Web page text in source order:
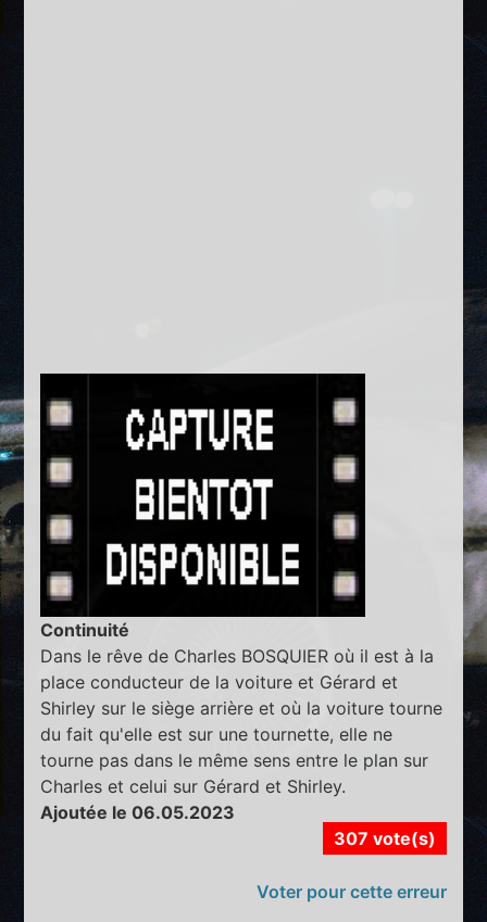
Continuité
Dans le rêve de Charles BOSQUIER où il est à la
place conducteur de la voiture et Gérard et
Shirley sur le siège arrière et où la voiture tourne
du fait qu'elle est sur une tournette, elle ne
tourne pas dans le même sens entre le plan sur
Charles et celui sur Gérard et Shirley.
Ajoutée le 06.05.2023
307 vote(s)
Voter pour cette erreur